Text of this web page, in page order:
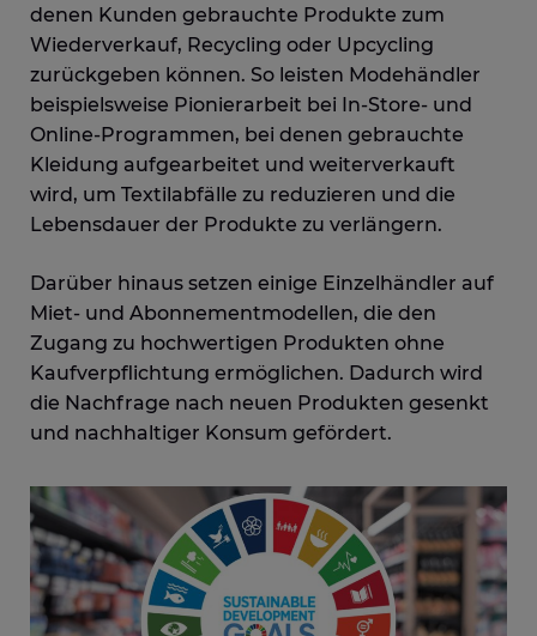
denen Kunden gebrauchte Produkte zum
Wiederverkauf, Recycling oder Upcycling
zurückgeben können. So leisten Modehändler
beispielsweise Pionierarbeit bei In-Store- und
Online-Programmen, bei denen gebrauchte
Kleidung aufgearbeitet und weiterverkauft
wird, um Textilabfälle zu reduzieren und die
Lebensdauer der Produkte zu verlängern.
Darüber hinaus setzen einige Einzelhändler auf
Miet- und Abonnementmodellen, die den
Zugang zu hochwertigen Produkten ohne
Kaufverpflichtung ermöglichen. Dadurch wird
die Nachfrage nach neuen Produkten gesenkt
und nachhaltiger Konsum gefördert.